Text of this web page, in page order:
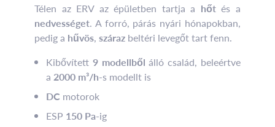
Télen az ERV az épületben tartja a hőtés a
nedvességet. A forró, párás nyári hónapokban,
pedig a hűvös, száraz beltéri levegőt tart fenn.
Kibővített 9 modellből álló család, beleértve
a2000 m³/h-s modellt is
DC motorok
ESP 150 Pa-ig